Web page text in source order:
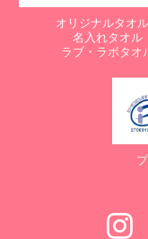
オリジナルタオル
名入れタオル
ラブ・ラボタオ